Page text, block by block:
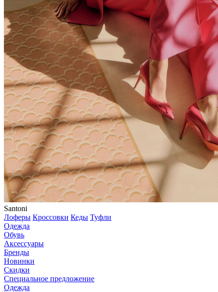
Santoni
Лоферы Кроссовки Кеды Туфли
Одежда
Обувь
Аксессуары
Бренды
Новинки
Скидки
Специальное предложение
Одежда